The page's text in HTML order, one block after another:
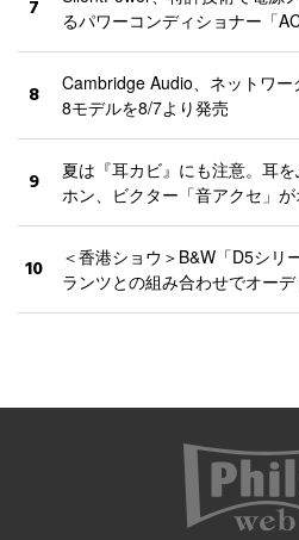
7
るパワーコンディショナー「
8
Cambridge Audio、ネットワ
8モデルを8/7より発売
9
夏は『耳カビ』にも注意。耳
ホン、ビクター「音アクセ」
10
＜香港ショウ＞B&W「D5シリ
ランツとの組み合わせでオー